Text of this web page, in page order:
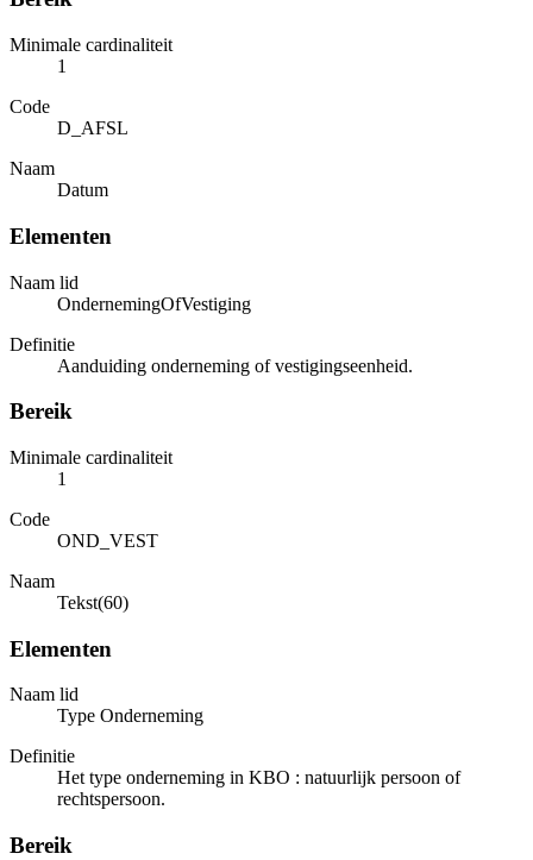
Minimale cardinaliteit
1
Code
D_AFSL
Naam
Datum
Elementen
Naam lid
OndernemingOfVestiging
Definitie
Aanduiding onderneming of vestigingseenheid.
Bereik
Minimale cardinaliteit
1
Code
OND_VEST
Naam
Tekst(60)
Elementen
Naam lid
Type Onderneming
Definitie
Het type onderneming in KBO : natuurlijk persoon of
rechtspersoon.
Bereik